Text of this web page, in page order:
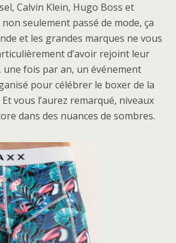
Calvin Klein, Hugo Boss et
seulement passé de mode, ça
et les grandes marques ne vous
d’avoir rejoint leur
une fois par an, un événement
pour célébrer le boxer de la
vous l’aurez remarqué, niveaux
dans des nuances de sombres.